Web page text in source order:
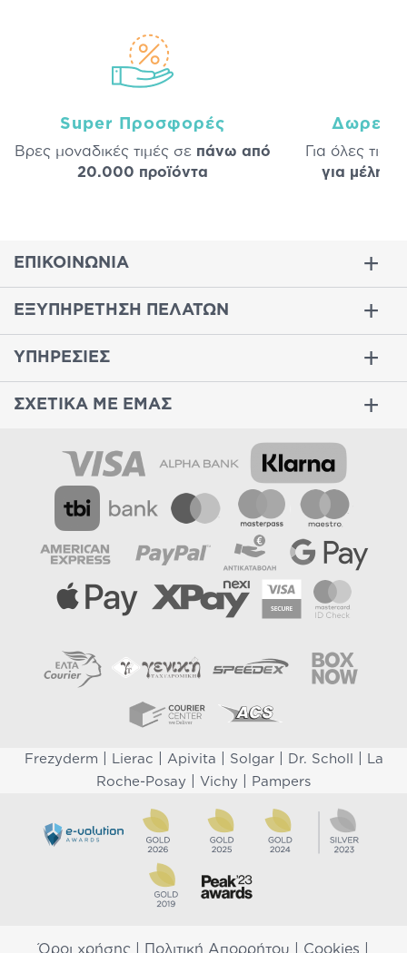
Super Προσφορές
Βρες μοναδικές τιμές σε πάνω από
20.000 προϊόντα
Δωρεάν
Για όλες τις
για μέλη
ΕΠΙΚΟΙΝΩΝΙΑ
ΕΞΥΠΗΡΕΤΗΣΗ ΠΕΛΑΤΩΝ
ΥΠΗΡΕΣΙΕΣ
ΣΧΕΤΙΚΑ ΜΕ ΕΜΑΣ
Frezyderm Lierac Apivita Solgar| Dr. Scholl
La
Roche-Posay
Vichy Pampers
Όροι χρήσης Πολιτική Απορρήτου Cookies